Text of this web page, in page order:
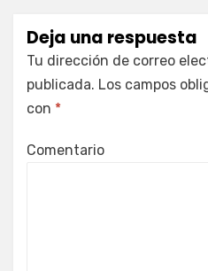
Deja una respuesta
Tu dirección de correo
publicada. Los campos
con *
Comentario